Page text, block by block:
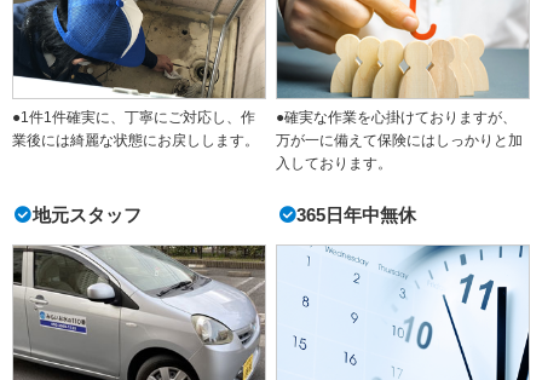
●1件1件確実に、丁寧にご対応し、作
業後には綺麗な状態にお戻しします。
●確実な作業を心掛けておりますが、
万が一に備えて保険にはしっかりと加
入しております。
地元スタッフ 365日年中無休